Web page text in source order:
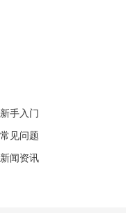
新手入门
常见问题
新闻资讯